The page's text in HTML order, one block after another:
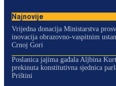
Najnovije
Vrijedna donacija Ministarstva
inovacija obrazovno-vaspitnim
Crnoj Gori
Poslanica jajima gađala Aljbina
prekinuta konstitutivna sjednica
Prištini